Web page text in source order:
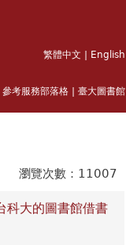
繁體中文 English
參考服務部落格 臺大圖書館
科大的圖書館借書